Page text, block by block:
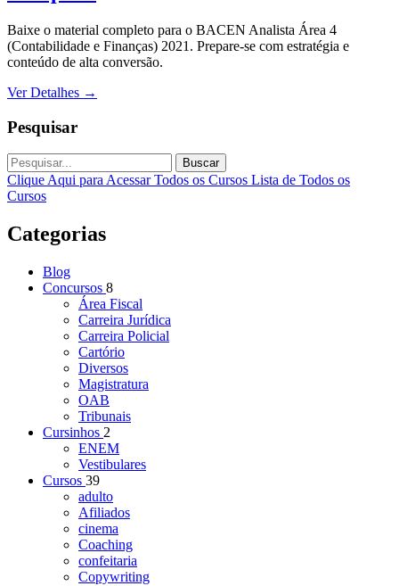
Baixe o material completo para o BACEN Analista Área 4
(Contabilidade e Finanças) 2021. Prepare-se com estratégia e
conteúdo de alta conversão.
Ver Detalhes →
Pesquisar
Buscar
Clique Aqui para Acessar Todos os Cursos Lista de Todos os
Cursos
Categorias
Blog
Concursos 8
Área Fiscal
Carreira Jurídica
Carreira Policial
Cartório
Diversos
Magistratura
OAB
Tribunais
Cursinhos 2
ENEM
Vestibulares
Cursos 39
adulto
Afiliados
cinema
Coaching
confeitaria
Copywriting